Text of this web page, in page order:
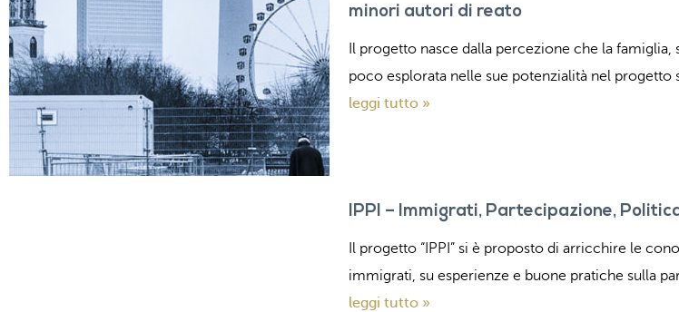
minori autori di reato
Il progetto nasce dalla percezione che la
poco esplorata nelle sue potenzialità nel
leggi tutto »
IPPI – Immigrati, Partecipazione,
Il progetto “IPPI” si è proposto di arricchire le
immigrati, su esperienze e buone pratiche sulla
leggi tutto »